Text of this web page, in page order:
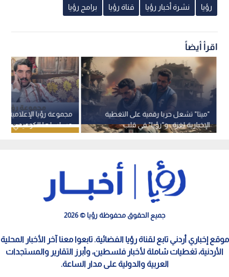
رؤيا نشرة أخبار رؤيا قناة رؤيا برامج رؤيا
اقرأ أيضاً
مجموعة رؤيا الإعلامية
مسلسلها الكوميدي
موسى " لرمضان 2026
"ميتا" تشعل حربا رقمية على التغطية
الإخبارية لغزة.. و"رؤيا" في قلب
الاستهداف
جميع الحقوق محفوظة رؤيا © 2026
موقع إخباري أردني تابع لقناة رؤيا الفضائية. تابعوا معنا آخر الأخبار المحلية
الأردنية، تغطيات شاملة لأخبار فلسطين، وأبرز التقارير والمستجدات
العربية والدولية على مدار الساعة.